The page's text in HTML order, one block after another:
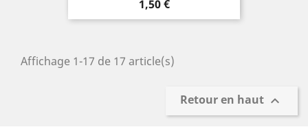
Prix
1,50 €
Affichage 1-17 de 17 article(s)
Retour en haut 